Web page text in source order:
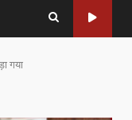
गया